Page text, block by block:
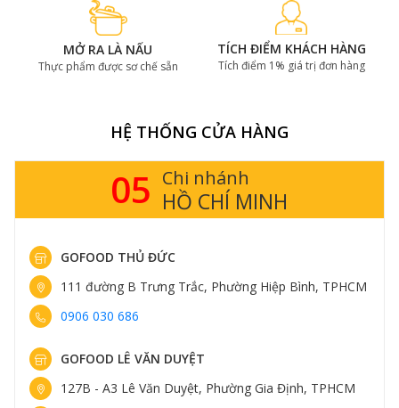
MỞ RA LÀ NẤU
Thực phẩm được sơ chế sẵn
TÍCH ĐIỂM KHÁCH HÀNG
Tích điểm 1% giá trị đơn hàng
HỆ THỐNG CỬA HÀNG
05 Chi nhánh
HỒ CHÍ MINH
GOFOOD THỦ ĐỨC
111 đường B Trưng Trắc, Phường Hiệp Bình, TPHCM
0906 030 686
GOFOOD LÊ VĂN DUYỆT
127B - A3 Lê Văn Duyệt, Phường Gia Định, TPHCM